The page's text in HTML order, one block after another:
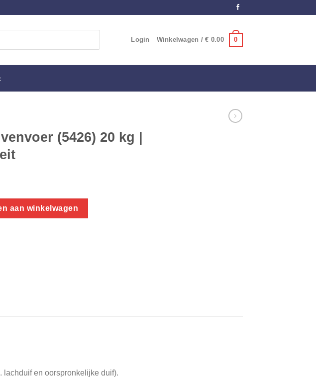
Login Winkelwagen /€ 0.00 0
(5426) 20 kg |
20 kg | Premium kwaliteit aantal
aan winkelwagen
lachduif en oorspronkelijke duif).